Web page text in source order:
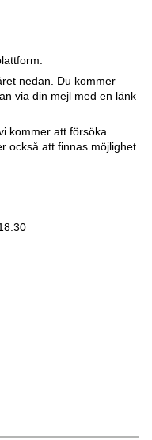
nedan. Du kommer
via din mejl med en länk
kommer att försöka
också att finnas möjlighet